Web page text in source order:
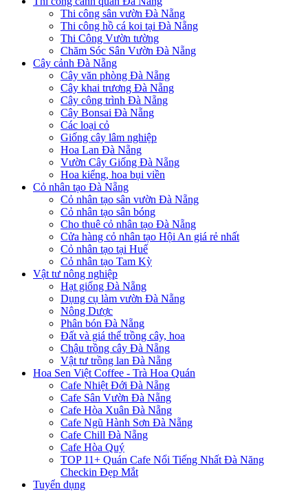
Thi công sân vườn Đà Nẵng
Thi công hồ cá koi tại Đà Nẵng
Thi Công Vườn tường
Chăm Sóc Sân Vườn Đà Nẵng
Cây cảnh Đà Nẵng
Cây văn phòng Đà Nẵng
Cây khai trương Đà Nẵng
Cây công trình Đà Nẵng
Cây Bonsai Đà Nẵng
Các loại cỏ
Giống cây lâm nghiệp
Hoa Lan Đà Nẵng
Vườn Cây Giống Đà Nẵng
Hoa kiểng, hoa bụi viền
Cỏ nhân tạo Đà Nẵng
Cỏ nhân tạo sân vườn Đà Nẵng
Cỏ nhân tạo sân bóng
Cho thuê cỏ nhân tạo Đà Nẵng
Cửa hàng cỏ nhân tạo Hội An giá rẻ nhất
Cỏ nhân tạo tại Huế
Cỏ nhân tạo Tam Kỳ
Vật tư nông nghiệp
Hạt giống Đà Nẵng
Dụng cụ làm vườn Đà Nẵng
Nông Dược
Phân bón Đà Nẵng
Đất và giá thể trồng cây, hoa
Chậu trồng cây Đà Nẵng
Vật tư trồng lan Đà Nẵng
Hoa Sen Việt Coffee - Trà Hoa Quán
Cafe Nhiệt Đới Đà Nẵng
Cafe Sân Vườn Đà Nẵng
Cafe Hòa Xuân Đà Nẵng
Cafe Ngũ Hành Sơn Đà Nẵng
Cafe Chill Đà Nẵng
Cafe Hòa Quý
TOP 11+ Quán Cafe Nổi Tiếng Nhất Đà Năng
Checkin Đẹp Mắt
Tuyển dụng